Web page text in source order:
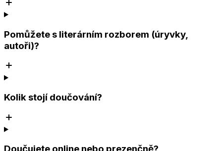
Pomůžete s literárním rozborem (úryvky,
autoři)?
Kolik stojí doučování?